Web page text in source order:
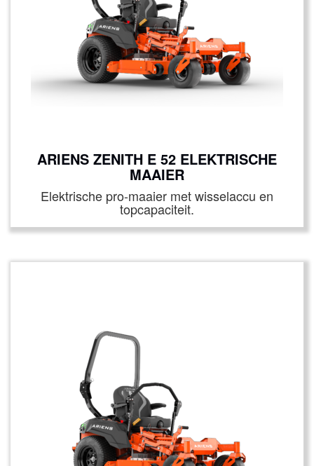
ARIENS ZENITH E 52 ELEKTRISCHE
MAAIER
Elektrische pro-maaier met wisselaccu en
topcapaciteit.